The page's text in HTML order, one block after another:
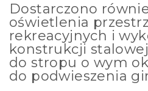
Dostarczono
oświetlenia
rekreacyjnych i
konstrukcji
do stropu o wym
do podwieszenia